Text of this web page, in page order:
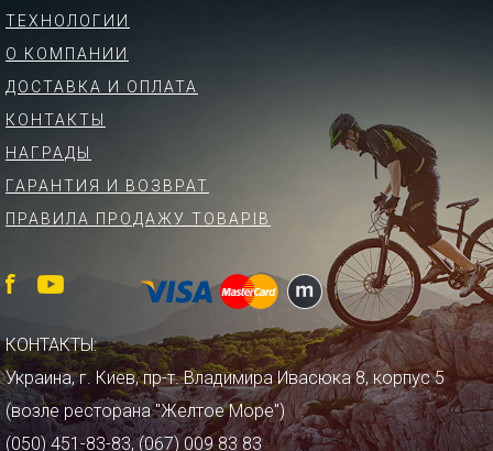
ТЕХНОЛОГИИ
О КОМПАНИИ
ДОСТАВКА И ОПЛАТА
КОНТАКТЫ
НАГРАДЫ
ГАРАНТИЯ И ВОЗВРАТ
ПРАВИЛА ПРОДАЖУ ТОВАРІВ
КОНТАКТЫ:
Украина, г. Киев, пр-т. Владимира Ивасюка 8, корпус 5
(возле ресторана "Желтое Море")
(050) 451-83-83, (067) 009 83 83